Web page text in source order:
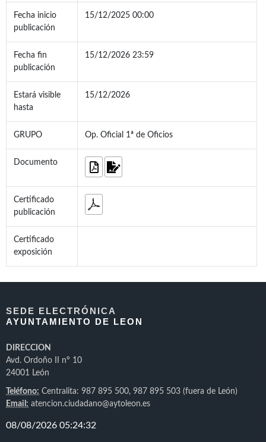
Fecha inicio
publicación
15/12/2025 00:00
Fecha fin
publicación
15/12/2026 23:59
Estará visible
hasta
15/12/2026
GRUPO Op. Oficial 1ª de Oficios
Documento
Certificado
publicación
Certificado
exposición
SEDE ELECTRÓNICA
AYUNTAMIENTO DE LEON
DIRECCION
Avd. Ordoño II nº 10
24001 León
Teléfono: Centralita: 987 895 500, 987 895 503 (fuera de León)
Email: atencion.ciudadano@aytoleon.es